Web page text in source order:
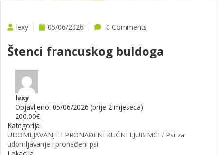
lexy 05/06/2026 0 Comments
Štenci francuskog buldoga
lexy
Objavljeno: 05/06/2026 (prije 2 mjeseca)
200.00€
Kategorija
UDOMLJAVANJE I PRONAĐENI KUĆNI LJUBIMCI / Psi za
udomljavanje i pronađeni psi